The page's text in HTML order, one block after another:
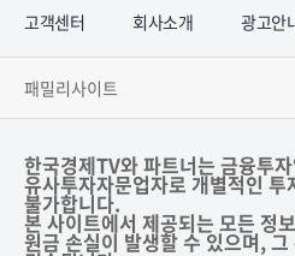
고객센터 회사소개 광고안
패밀리사이트
한국경제TV와 파트너는 금융투
유사투자자문업자로 개별적인 투
불가합니다.
본 사이트에서 제공되는 모든 정
원금 손실이 발생할 수 있으며,